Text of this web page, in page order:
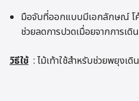
มือจับที่ออกแบบมีเอกลักษณ์ โ
ช่วยลดการปวดเมื่อยจากการเ
วิธีใช้ : ไม้เท้าใช้สำหรับช่วยพยุงเดิน